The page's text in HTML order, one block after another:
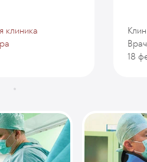
клиника
18